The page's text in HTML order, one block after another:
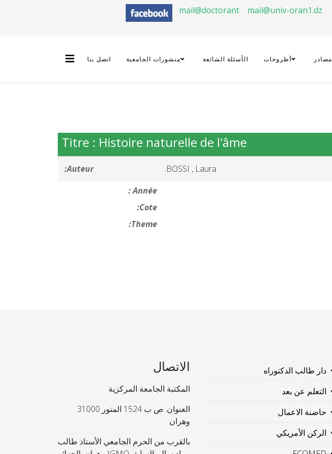
mail@doctorant mail@univ-oran1.dz
مصادر أطروحات الأسئلة الشائعة منشورات الجامعية اتصل بنا
Titre : Histoire naturelle de l'âme
Auteur:
BOSSI , Laura.
Année :
Cote:
Theme:
دار طالب الدكتوراه
التعلم عن بعد
حاضنة الاعمال
الركن الأمريكي
الاتصال
المكتبة الجامعة المركزية
العنوان: ص ب 1524 المنور 31000
وهران
بالقرب من الحرم الجامعي الأستاذ طالب